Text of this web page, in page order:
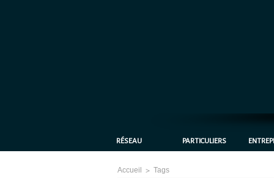
RÉSEAU PARTICULIERS
Accueil > Tags